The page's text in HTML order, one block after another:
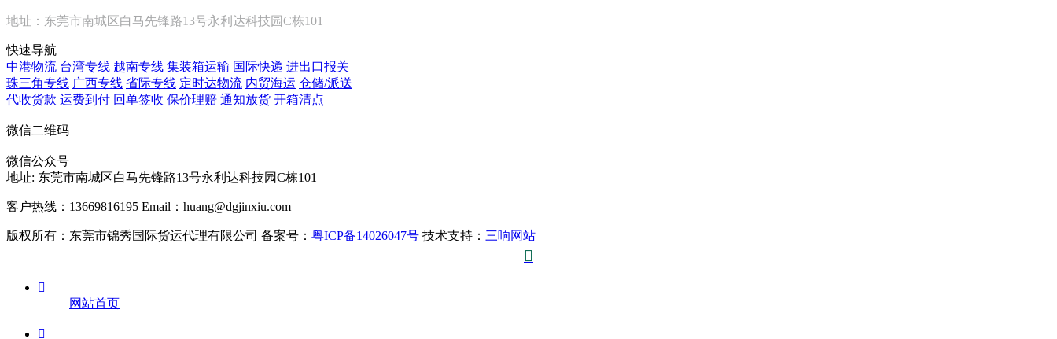
地址：东莞市南城区白马先锋路13号永利达科技园C栋101
快速导航
中港物流 台湾专线 越南专线 集装箱运输 国际快递 进出口报关
珠三角专线 广西专线 省际专线 定时达物流 内贸海运 仓储/派送
代收货款 运费到付 回单签收 保价理赔 通知放货 开箱清点
微信二维码
微信公众号
地址: 东莞市南城区白马先锋路13号永利达科技园C栋101
客户热线：13669816195 Email：huang@dgjinxiu.com
版权所有：东莞市锦秀国际货运代理有限公司 备案号： 粤ICP备14026047号 技术支持： 三响网站


网站首页
